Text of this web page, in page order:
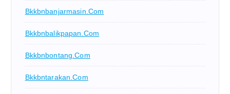
Bkkbnbanjarmasin.com
Bkkbnbalikpapan.com
Bkkbnbontang.com
Bkkbntarakan.com